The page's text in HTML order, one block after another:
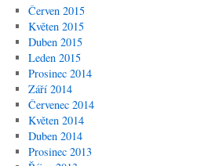
Červen 2015
Květen 2015
Duben 2015
Leden 2015
Prosinec 2014
Září 2014
Červenec 2014
Květen 2014
Duben 2014
Prosinec 2013